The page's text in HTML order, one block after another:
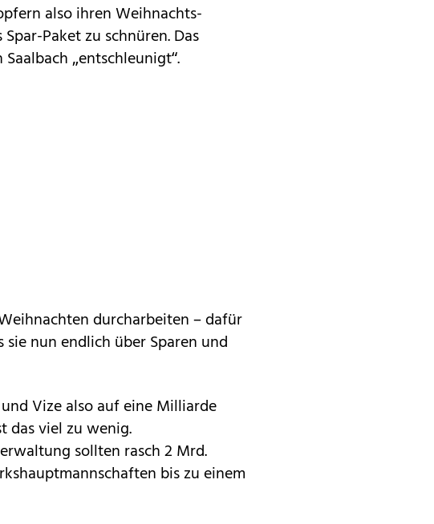
also ihren Weihnachts-
Paket zu schnüren. Das
„entschleunigt“.
durcharbeiten – dafür
nun endlich über Sparen und
Vize also auf eine Milliarde
das viel zu wenig.
sollten rasch 2 Mrd.
bis zu einem